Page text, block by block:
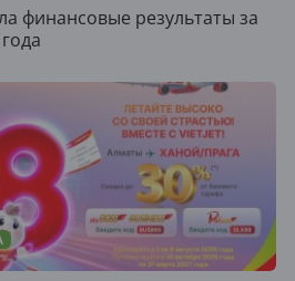
финансовые результаты за